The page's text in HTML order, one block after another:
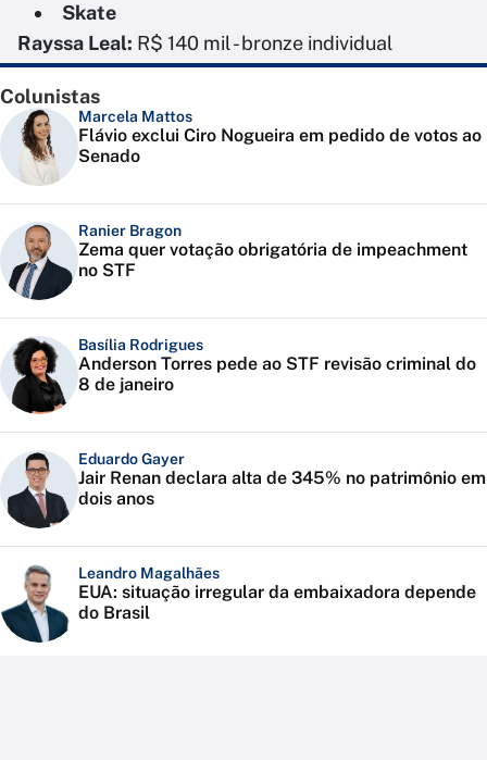
Skate
Rayssa Leal: R$ 140 mil - bronze individual
Colunistas
Marcela Mattos
Flávio exclui Ciro Nogueira em pedido de votos ao
Senado
Ranier Bragon
Zema quer votação obrigatória de impeachment
no STF
Basília Rodrigues
Anderson Torres pede ao STF revisão criminal do
8 de janeiro
Eduardo Gayer
Jair Renan declara alta de 345% no patrimônio em
dois anos
Leandro Magalhães
EUA: situação irregular da embaixadora depende
do Brasil